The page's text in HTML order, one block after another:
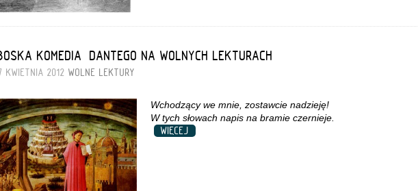
KOMEDIA” DANTEGO NA WOLNYCH LEKTURACH
KWIETNIA 2012 WOLNE LEKTURY
Wchodzący we mnie, zostawcie nadzieję!
W tych słowach napis na bramie czernieje.
WIĘCEJ